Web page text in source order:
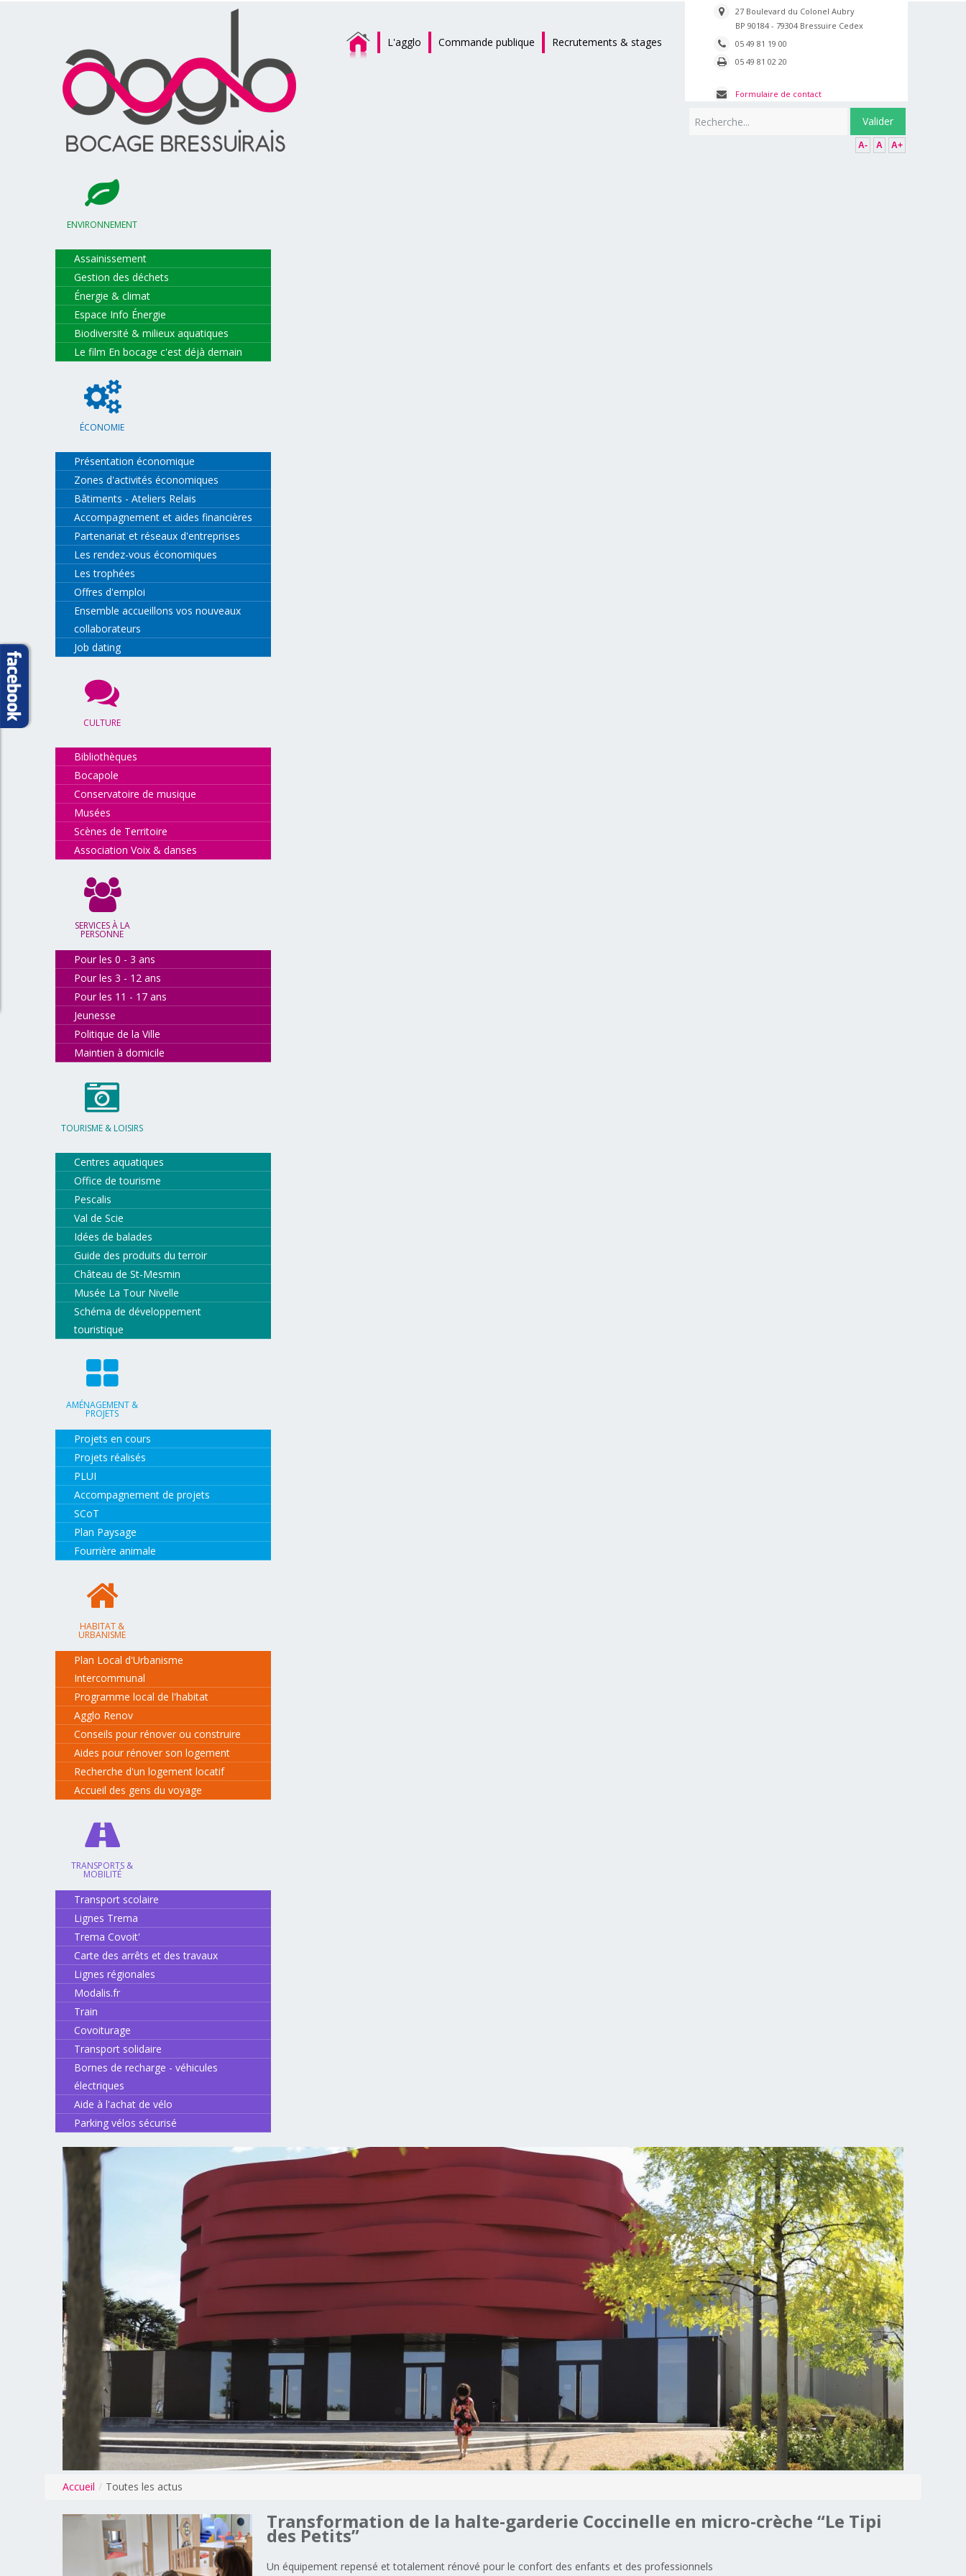
A- A A+
Valider
27 Boulevard du Colonel Aubry
BP 90184 - 79304 Bressuire Cedex
05 49 81 19 00
05 49 81 02 20
Formulaire de contact
L'agglo Commande publique Recrutements & stages
ENVIRONNEMENT
Assainissement
Gestion des déchets
Énergie & climat
Espace Info Énergie
Biodiversité & milieux aquatiques
Le film En bocage c'est déjà demain
ÉCONOMIE
Présentation économique
Zones d'activités économiques
Bâtiments - Ateliers Relais
Accompagnement et aides financières
Partenariat et réseaux d'entreprises
Les rendez-vous économiques
Les trophées
Offres d'emploi
Ensemble accueillons vos nouveaux
collaborateurs
Job dating
CULTURE
Bibliothèques
Bocapole
Conservatoire de musique
Musées
Scènes de Territoire
Association Voix & danses
SERVICES À LA
PERSONNE
Pour les 0 - 3 ans
Pour les 3 - 12 ans
Pour les 11 - 17 ans
Jeunesse
Politique de la Ville
Maintien à domicile
TOURISME & LOISIRS
Centres aquatiques
Office de tourisme
Pescalis
Val de Scie
Idées de balades
Guide des produits du terroir
Château de St-Mesmin
Musée La Tour Nivelle
Schéma de développement
touristique
AMÉNAGEMENT &
PROJETS
Projets en cours
Projets réalisés
PLUI
Accompagnement de projets
SCoT
Plan Paysage
Fourrière animale
HABITAT &
URBANISME
Plan Local d'Urbanisme
Intercommunal
Programme local de l'habitat
Agglo Renov
Conseils pour rénover ou construire
Aides pour rénover son logement
Recherche d'un logement locatif
Accueil des gens du voyage
TRANSPORTS &
MOBILITÉ
Transport scolaire
Lignes Trema
Trema Covoit'
Carte des arrêts et des travaux
Lignes régionales
Modalis.fr
Train
Covoiturage
Transport solidaire
Bornes de recharge - véhicules
électriques
Aide à l'achat de vélo
Parking vélos sécurisé
Accueil / Toutes les actus
Transformation de la halte-garderie Coccinelle en micro-crèche “Le Tipi
des Petits”
Un équipement repensé et totalement rénové pour le confort des enfants et des professionnels